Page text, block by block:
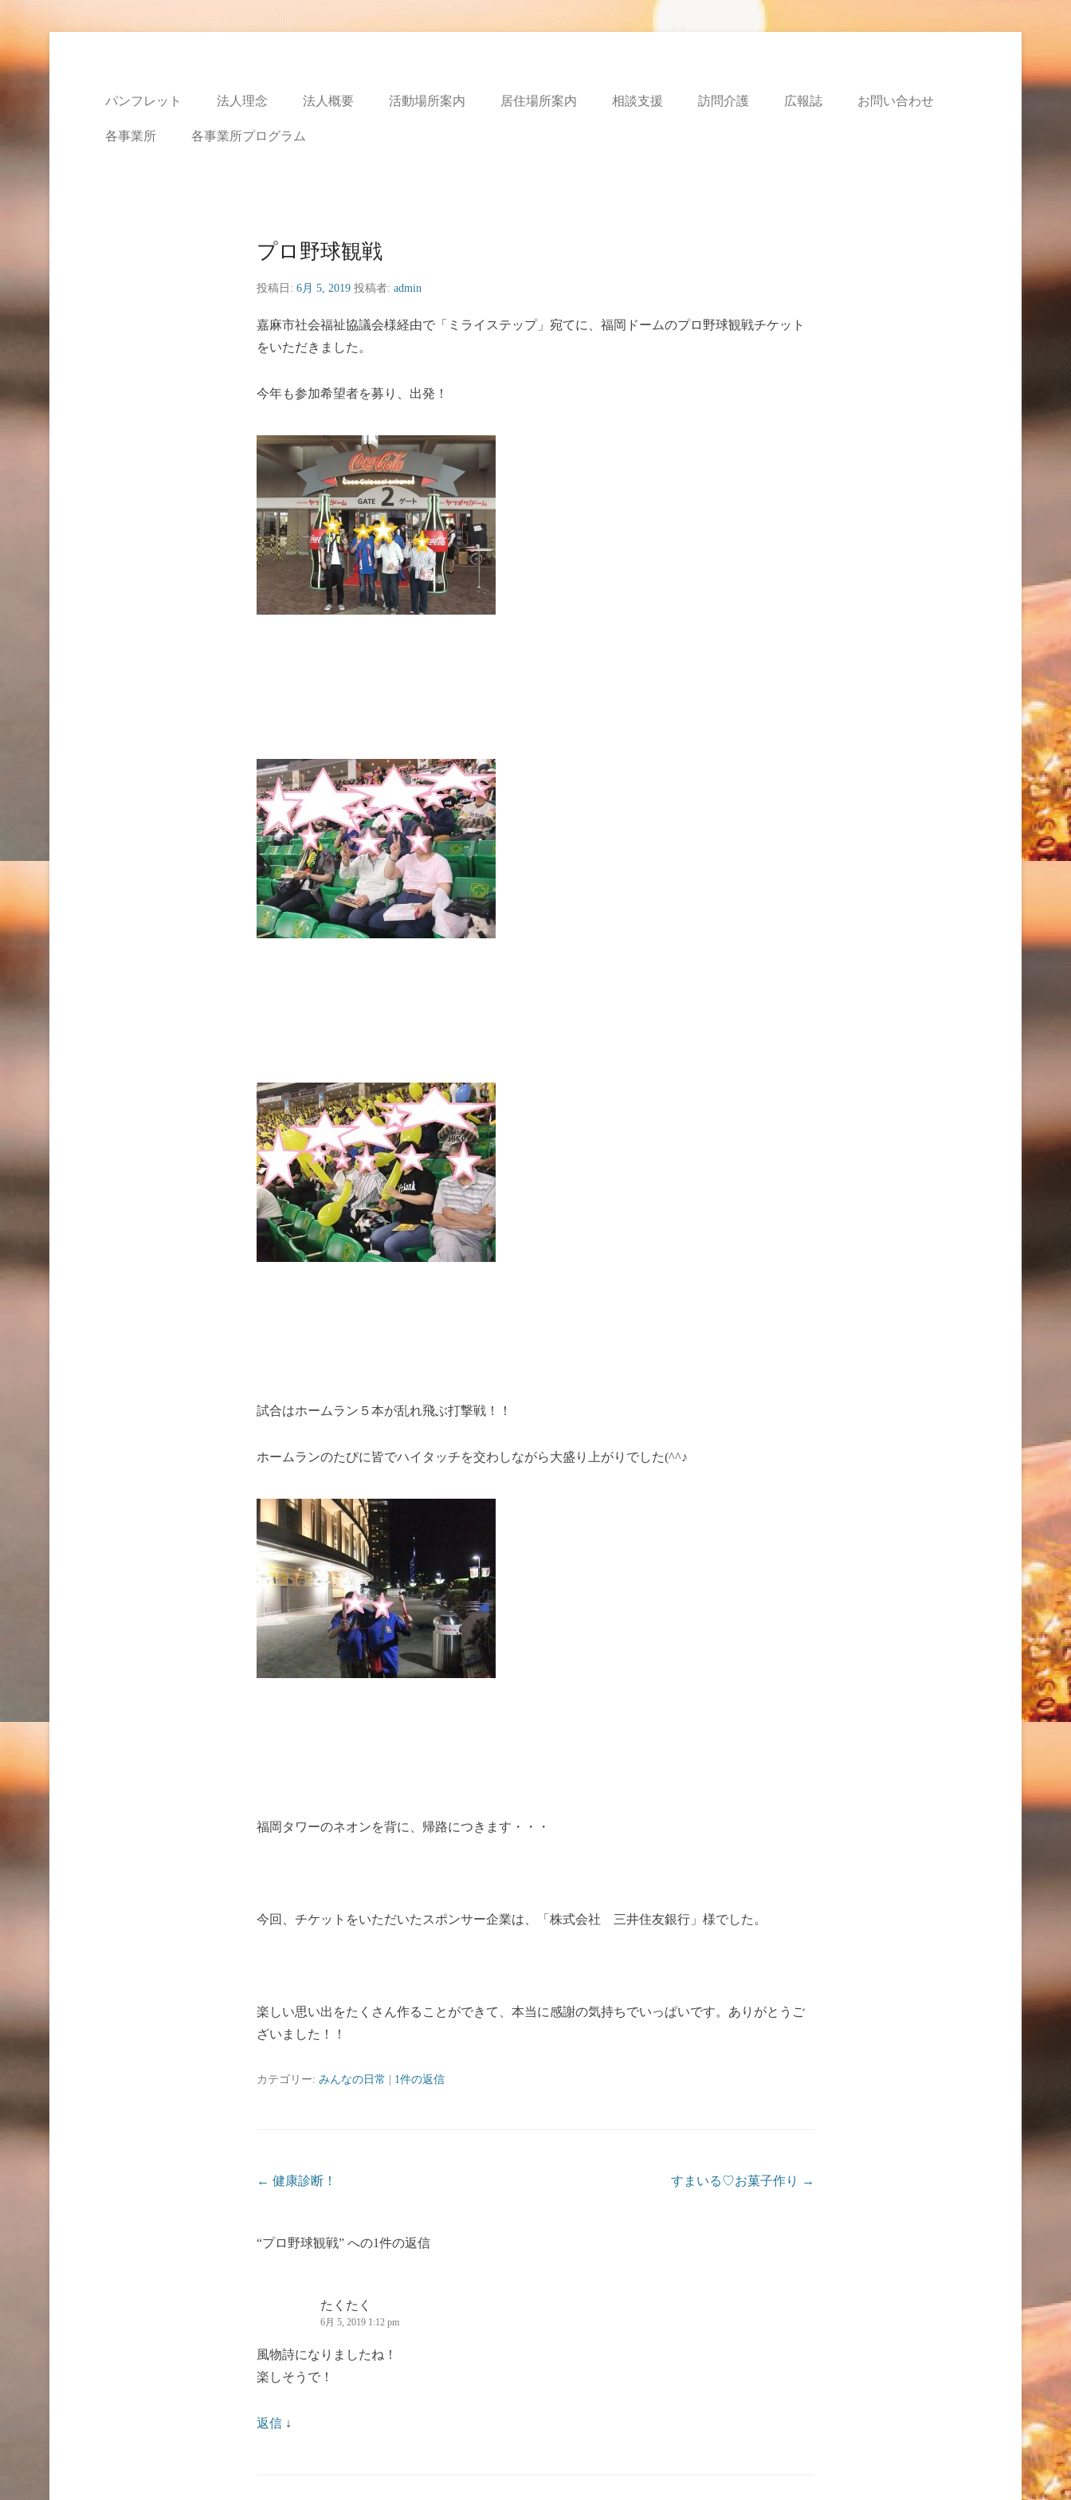
パンフレット 法人理念 法人概要 活動場所案内 居住場所案内 相談支援 訪問介護 広報誌 お問い合わせ
各事業所 各事業所プログラム
プロ野球観戦
投稿日: 6月 5, 2019 投稿者: admin
嘉麻市社会福祉協議会様経由で「ミライステップ」宛てに、福岡ドームのプロ野球観戦チケット
をいただきました。
今年も参加希望者を募り、出発！
試合はホームラン５本が乱れ飛ぶ打撃戦！！
ホームランのたびに皆でハイタッチを交わしながら大盛り上がりでした(^^♪
福岡タワーのネオンを背に、帰路につきます・・・
今回、チケットをいただいたスポンサー企業は、「株式会社 三井住友銀行」様でした。
楽しい思い出をたくさん作ることができて、本当に感謝の気持ちでいっぱいです。ありがとうご
ざいました！！
カテゴリー: みんなの日常 1件の返信
投稿ナビゲーション
← 健康診断！ すまいる♡お菓子作り →
“プロ野球観戦” への1件の返信
たくたく
6月 5, 2019 1:12 pm
風物詩になりましたね！
楽しそうで！
返信 ↓